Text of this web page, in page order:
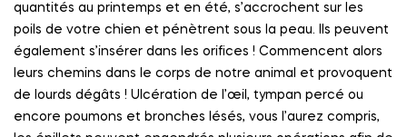
quantités au printemps et en été, s’accrochent sur les
poils de votre chien et pénètrent sous la peau. Ils peuvent
également s’insérer dans les orifices ! Commencent alors
leurs chemins dans le corps de notre animal et provoquent
de lourds dégâts ! Ulcération de l’œil, tympan percé ou
encore poumons et bronches lésés, vous l’aurez compris,